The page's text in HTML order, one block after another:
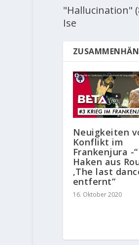
"Hallucination"
Ise
Neuigkeiten
Konflikt im
Frankenjura -“
Haken aus
‚The last
entfernt“
16. Oktober 2020